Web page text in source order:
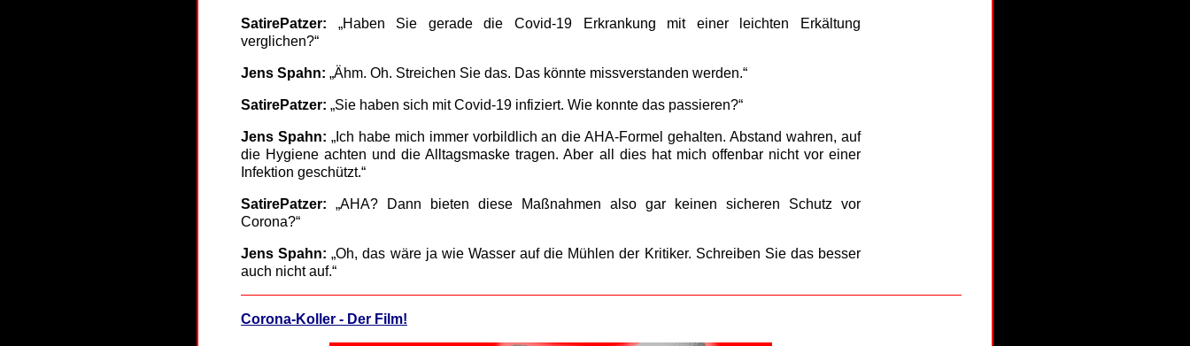
SatirePatzer: „Haben Sie gerade die Covid-19 Erkrankung mit einer leichten Erkältung
verglichen?“
Jens Spahn: „Ähm. Oh. Streichen Sie das. Das könnte missverstanden werden.“
SatirePatzer: „Sie haben sich mit Covid-19 infiziert. Wie konnte das passieren?“
Jens Spahn: „Ich habe mich immer vorbildlich an die AHA-Formel gehalten. Abstand wahren, auf
die Hygiene achten und die Alltagsmaske tragen. Aber all dies hat mich offenbar nicht vor einer
Infektion geschützt.“
SatirePatzer: „AHA? Dann bieten diese Maßnahmen also gar keinen sicheren Schutz vor
Corona?“
Jens Spahn: „Oh, das wäre ja wie Wasser auf die Mühlen der Kritiker. Schreiben Sie das besser
auch nicht auf.“
Corona-Koller - Der Film!